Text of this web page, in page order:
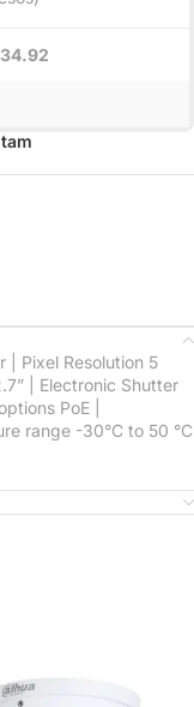
| Pixel Resolution 5
| Electronic Shutter
PoE |
range -30°C to 50 °C